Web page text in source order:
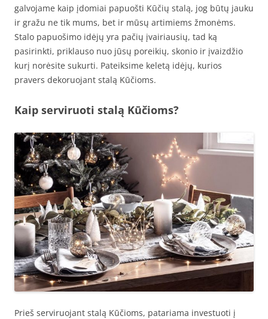
galvojame kaip įdomiai papuošti Kūčių stalą, jog būtų jauku
ir gražu ne tik mums, bet ir mūsų artimiems žmonėms.
Stalo papuošimo idėjų yra pačių įvairiausių, tad ką
pasirinkti, priklauso nuo jūsų poreikių, skonio ir įvaizdžio
kurį norėsite sukurti. Pateiksime keletą idėjų, kurios
pravers dekoruojant stalą Kūčioms.
Kaip serviruoti stalą Kūčioms?
Prieš serviruojant stalą Kūčioms, patariama investuoti į